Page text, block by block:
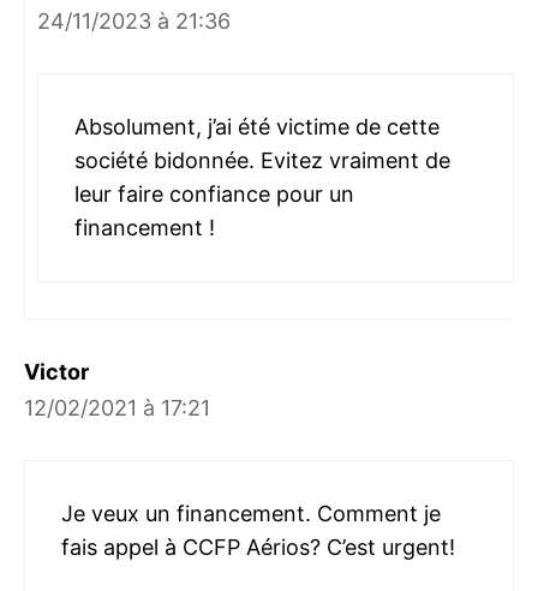
24/11/2023 à 21:36
Absolument, j’ai été victime de cette
société bidonnée. Evitez vraiment de
leur faire confiance pour un
financement !
Victor
12/02/2021 à 17:21
Je veux un financement. Comment je
fais appel à CCFP Aérios? C’est urgent!